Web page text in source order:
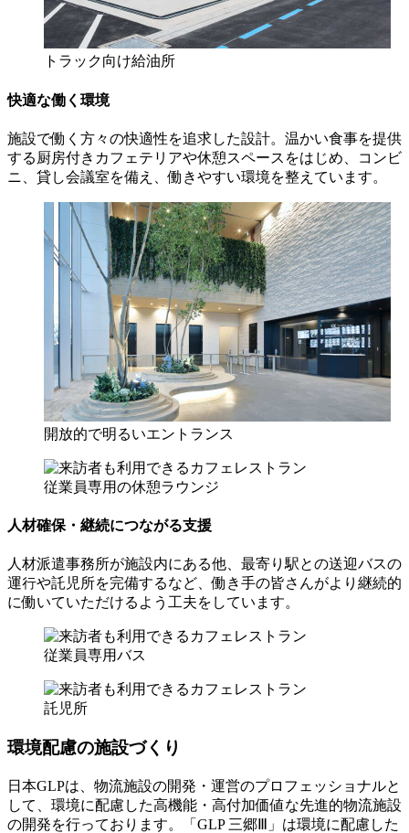
トラック向け給油所
快適な働く環境
施設で働く方々の快適性を追求した設計。温かい食事を提供
する厨房付きカフェテリアや休憩スペースをはじめ、コンビ
ニ、貸し会議室を備え、働きやすい環境を整えています。
開放的で明るいエントランス
従業員専用の休憩ラウンジ
人材確保・継続につながる支援
人材派遣事務所が施設内にある他、最寄り駅との送迎バスの
運行や託児所を完備するなど、働き手の皆さんがより継続的
に働いていただけるよう工夫をしています。
従業員専用バス
託児所
環境配慮の施設づくり
日本GLPは、物流施設の開発・運営のプロフェッショナルと
して、環境に配慮した高機能・高付加価値な先進的物流施設
の開発を行っております。「GLP 三郷Ⅲ」は環境に配慮した